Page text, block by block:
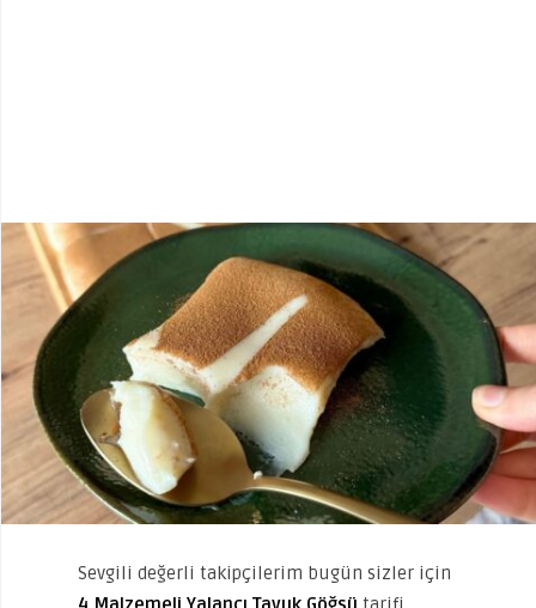
Sevgili değerli takipçilerim bugün sizler için